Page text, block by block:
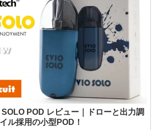
POD レビュー｜ドローと出力調
ル採用の小型POD！